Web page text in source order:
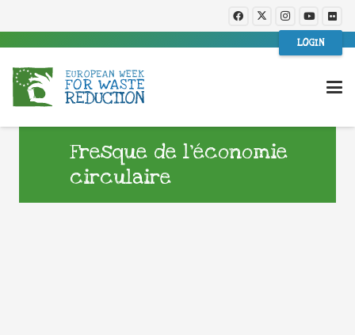
LOGIN
Fresque de l’économie
circulaire